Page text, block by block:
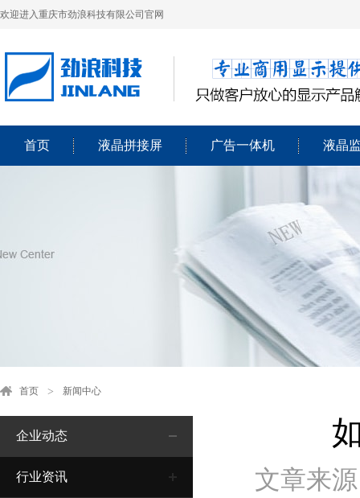
欢迎进入重庆市劲浪科技有限公司官网
首页 液晶拼接屏 广告一体机 液晶
首页 新闻中心
企业动态
行业资讯 文章来